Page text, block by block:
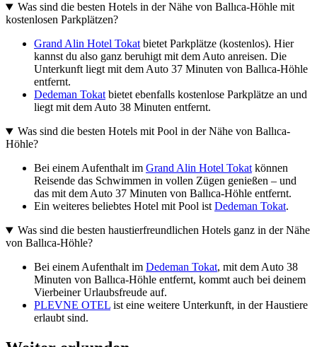
Was sind die besten Hotels in der Nähe von Ballıca-Höhle mit
kostenlosen Parkplätzen?
Grand Alin Hotel Tokatbietet Parkplätze (kostenlos). Hier
kannst du also ganz beruhigt mit dem Auto anreisen. Die
Unterkunft liegt mit dem Auto 37 Minuten von Ballıca-Höhle
entfernt.
Dedeman Tokatbietet ebenfalls kostenlose Parkplätze an und
liegt mit dem Auto 38 Minuten entfernt.
Was sind die besten Hotels mit Pool in der Nähe von Ballıca-
Höhle?
Bei einem Aufenthalt im Grand Alin Hotel Tokatkönnen
Reisende das Schwimmen in vollen Zügen genießen – und
das mit dem Auto 37 Minuten von Ballıca-Höhle entfernt.
Ein weiteres beliebtes Hotel mit Pool istDedeman Tokat.
Was sind die besten haustierfreundlichen Hotels ganz in der Nähe
von Ballıca-Höhle?
Bei einem Aufenthalt im Dedeman Tokat, mit dem Auto 38
Minuten von Ballıca-Höhle entfernt, kommt auch bei deinem
Vierbeiner Urlaubsfreude auf.
PLEVNE OTEL ist eine weitere Unterkunft, in der Haustiere
erlaubt sind.